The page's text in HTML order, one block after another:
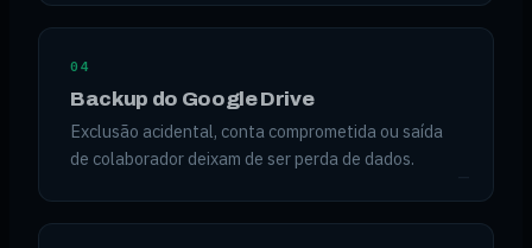
04
Backup do Google Drive
Exclusão acidental, conta comprometida ou saída
de colaborador deixam de ser perda de dados.